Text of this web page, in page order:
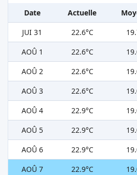
Date Actuelle
JUI 31
22.6°C
AOÛ 1
22.6°C
AOÛ 2
22.6°C
AOÛ 3
22.6°C
AOÛ 4
22.9°C
AOÛ 5
22.9°C
AOÛ 6
22.9°C
AOÛ 7
22.9°C